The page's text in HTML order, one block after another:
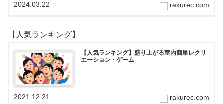
rakurec.com
2024.03.22
【人気ランキング】
【人気ランキング】盛り上がる室内簡単レクリ
エーション・ゲーム
rakurec.com
2021.12.21